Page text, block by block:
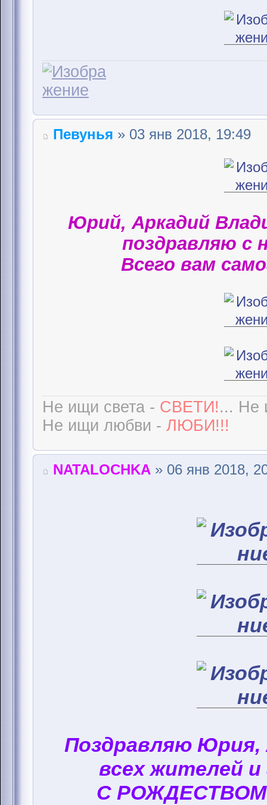
Певунья » 03 янв 2018, 19:49
Юрий, Аркадий
поздравляю с
Всего вам
Не ищи света - СВЕТИ!... Не
Не ищи любви - ЛЮБИ!!!
NATALOCHKA » 06 янв 2018,
Поздравляю
всех жителей
С